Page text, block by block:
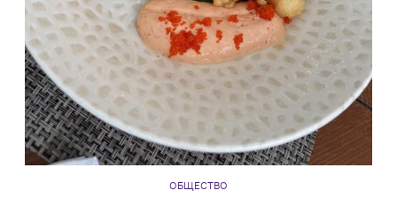
ОБЩЕСТВО